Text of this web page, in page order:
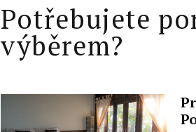
Potřebujete
výběrem?